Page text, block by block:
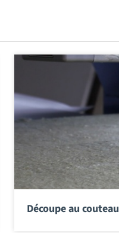
Découpe au couteau